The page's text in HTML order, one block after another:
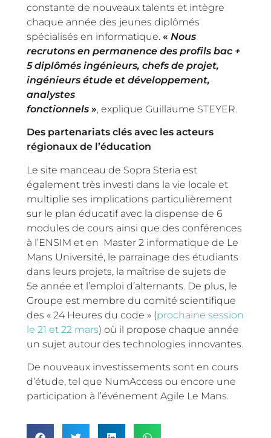
constante de nouveaux talents et intègre
chaque année des jeunes diplômés
spécialisés en informatique.« Nous
recrutons en permanence des profils bac +
5 diplômés ingénieurs, chefs de projet,
ingénieurs étude et développement,
analystes
fonctionnels », explique Guillaume STEYER.
Des partenariats clés avec les acteurs
régionaux de l’éducation
Le site manceau de Sopra Steria est
également très investi dans la vie locale et
multiplie ses implications particulièrement
sur le plan éducatif avec la dispense de 6
modules de cours ainsi que des conférences
à l’ENSIM et en Master 2 informatique de Le
Mans Université, le parrainage des étudiants
dans leurs projets, la maîtrise de sujets de
5e année et l’emploi d’alternants. De plus, le
Groupe est membre du comité scientifique
des « 24 Heures du code » (prochaine session
le 21 et 22 mars) où il propose chaque année
un sujet autour des technologies innovantes.
De nouveaux investissements sont en cours
d’étude, tel que NumAccess ou encore une
participation à l’événement Agile Le Mans.